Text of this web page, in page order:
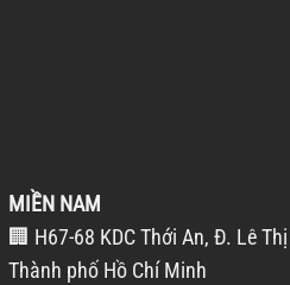
MIỀN NAM
🏢 H67-68 KDC Thới An, Đ. Lê
Thành phố Hồ Chí Minh